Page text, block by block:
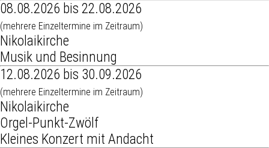
08.08.2026 bis 22.08.2026
(mehrere Einzeltermine im Zeitraum)
Nikolaikirche
Musik und Besinnung
12.08.2026 bis 30.09.2026
(mehrere Einzeltermine im Zeitraum)
Nikolaikirche
Orgel-Punkt-Zwölf
Kleines Konzert mit Andacht